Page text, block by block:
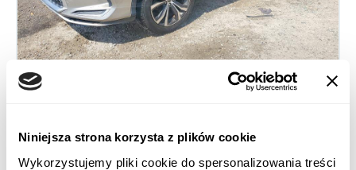
Niniejsza strona korzysta z plików cookie
Wykorzystujemy pliki cookie do spersonalizowania treści
Na przednie koła
Benzyna